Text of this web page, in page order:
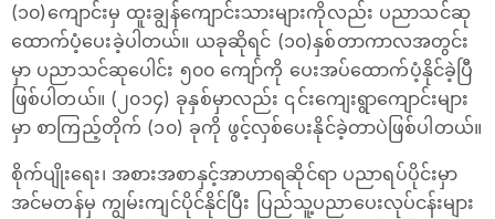
(၁၀)ကျောင်းမှ ထူးချွန်ကျောင်းသားများကိုလည်း ပညာသင်ဆု
ထောက်ပံ့ပေးခဲ့ပါတယ်။ ယခုဆိုရင် (၁၀)နှစ်တာကာလအတွင်း
မှာ ပညာသင်ဆုပေါင်း ၅၀၀ ကျော်ကို ပေးအပ်ထောက်ပံ့နိုင်ခဲ့ပြီ
ဖြစ်ပါတယ်။ (၂၀၁၄) ခုနှစ်မှာလည်း ၎င်းကျေးရွာကျောင်းများ
မှာ စာကြည့်တိုက် (၁၀) ခုကို ဖွင့်လှစ်ပေးနိုင်ခဲ့တာပဲဖြစ်ပါတယ်။
စိုက်ပျိုးရေး၊ အစားအစာနှင့်အာဟာရဆိုင်ရာ ပညာရပ်ပိုင်းမှာ
အင်မတန်မှ ကျွမ်းကျင်ပိုင်နိုင်ပြီး ပြည်သူ့ပညာပေးလုပ်ငန်းများ